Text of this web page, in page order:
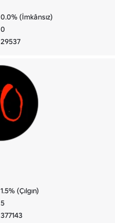
0.0% (İmkânsız)
0
29537
1.5% (Çılgın)
5
377143